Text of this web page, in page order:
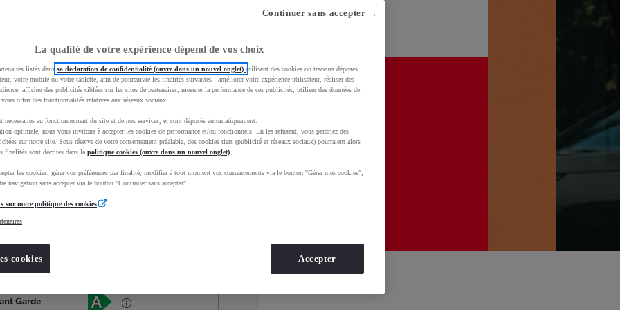
Services Concession
Occasions
Garde
La qualité de votre expérience dépend de vos choix
listés dans sa déclaration de confidentialité (ouvre dans un nouvel onglet) utilisent des cookies ou traceurs déposés
votre mobile ou votre tablette, afin de poursuivre les finalités suivantes : améliorer votre expérience utilisateur, réaliser des
afficher des publicités ciblées sur les sites de partenaires, mesurer la performance de ces publicités, utiliser des données de
offrir des fonctionnalités relatives aux réseaux sociaux.
nécessaires au fonctionnement du site et de nos services, et sont déposés automatiquement.
optimale, nous vous invitons à accepter les cookies de performance et/ou fonctionnels. En les refusant, vous perdriez des
sur notre site. Sous réserve de votre consentement préalable, des cookies tiers (publicité et réseaux sociaux) pourraient alors
finalités sont décrites dans la politique cookies (ouvre dans un nouvel onglet)
les cookies, gérer vos préférences par finalité, modifier à tout moment vos consentements via le bouton "Gérer mes cookies",
navigation sans accepter via le bouton "Continuer sans accepter".
sur notre politique des cookies
cookies
Continuer sans accepter →
Accepter